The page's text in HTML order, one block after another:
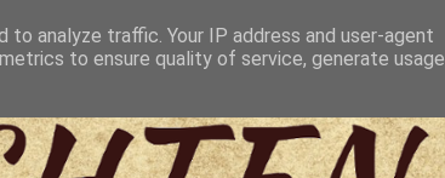
analyze traffic. Your IP address and user-agent
to ensure quality of service, generate usage